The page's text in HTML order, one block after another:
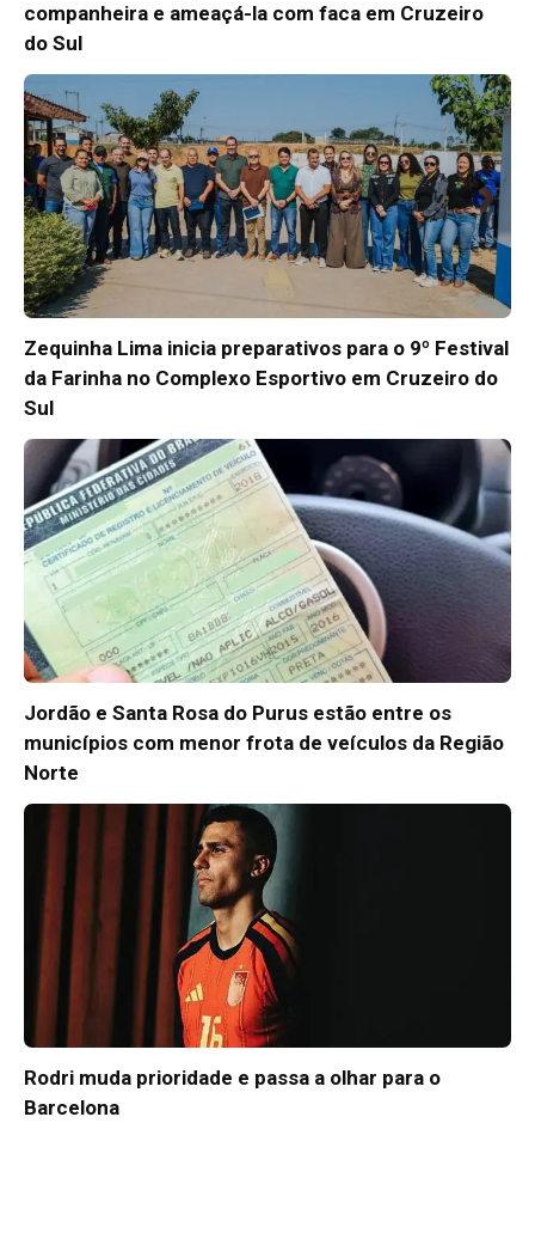
companheira e ameaçá-la com faca em Cruzeiro
do Sul
Zequinha Lima inicia preparativos para o 9º Festival
da Farinha no Complexo Esportivo em Cruzeiro do
Sul
Jordão e Santa Rosa do Purus estão entre os
municípios com menor frota de veículos da Região
Norte
Rodri muda prioridade e passa a olhar para o
Barcelona